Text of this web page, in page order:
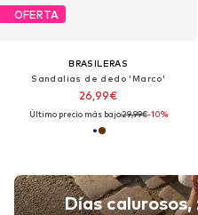
OFERTA
BRASILERAS
Sandalias de dedo 'Marco'
26,99€
Último precio más bajo:29,99€-10%
Días